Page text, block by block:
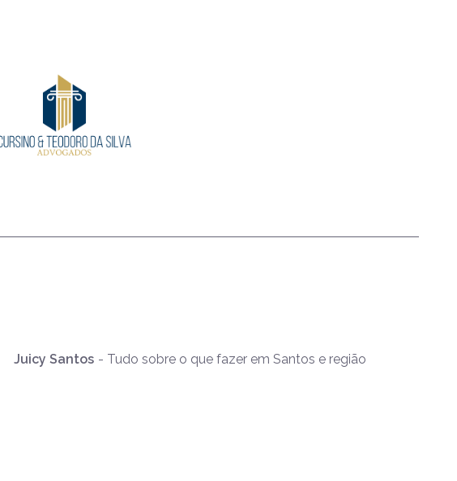
Juicy Santos - Tudo sobre o que fazer em Santos e região